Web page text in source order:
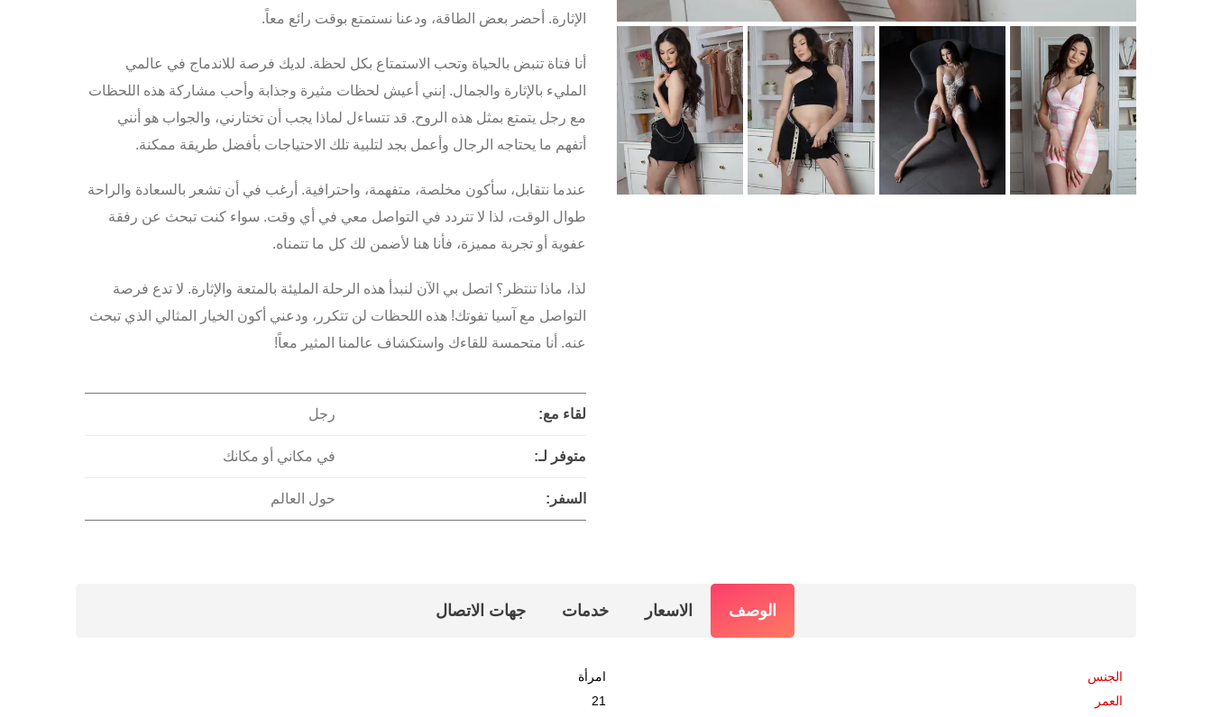
الإثارة. أحضر بعض الطاقة، ودعنا نستمتع بوقت رائع معاً.
أنا فتاة تنبض بالحياة وتحب الاستمتاع بكل لحظة. لديك فرصة للاندماج في عالمي
المليء بالإثارة والجمال. إنني أعيش لحظات مثيرة وجذابة وأحب مشاركة هذه اللحظات
مع رجل يتمتع بمثل هذه الروح. قد تتساءل لماذا يجب أن تختارني، والجواب هو أنني
أتفهم ما يحتاجه الرجال وأعمل بجد لتلبية تلك الاحتياجات بأفضل طريقة ممكنة.
عندما نتقابل، سأكون مخلصة، متفهمة، واحترافية. أرغب في أن تشعر بالسعادة والراحة
طوال الوقت، لذا لا تتردد في التواصل معي في أي وقت. سواء كنت تبحث عن رفقة
عفوية أو تجربة مميزة، فأنا هنا لأضمن لك كل ما تتمناه.
لذا، ماذا تنتظر؟ اتصل بي الآن لنبدأ هذه الرحلة المليئة بالمتعة والإثارة. لا تدع فرصة
التواصل مع آسيا تفوتك! هذه اللحظات لن تتكرر، ودعني أكون الخيار المثالي الذي تبحث
عنه. أنا متحمسة للقاءك واستكشاف عالمنا المثير معاً!
لقاء مع: رجل
متوفر لـ: في مكاني أو مكانك
السفر: حول العالم
الوصف الاسعار خدمات جهات الاتصال
الجنس
امرأة
العمر
21